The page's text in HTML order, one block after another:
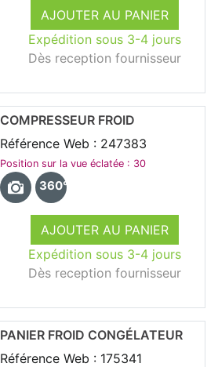
AJOUTER AU PANIER
Expédition sous 3-4 jours
Dès reception fournisseur
AJOUTER AU PANIER
Expédition sous 3-4 jours
Dès reception fournisseur
COMPRESSEUR FROID
Référence Web : 247383
Position sur la vue éclatée : 30
360°
PANIER FROID CONGÉLATEUR
Référence Web : 175341